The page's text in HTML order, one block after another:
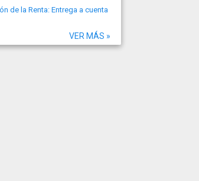
de la Renta: Entrega a cuenta
VER MÁS »